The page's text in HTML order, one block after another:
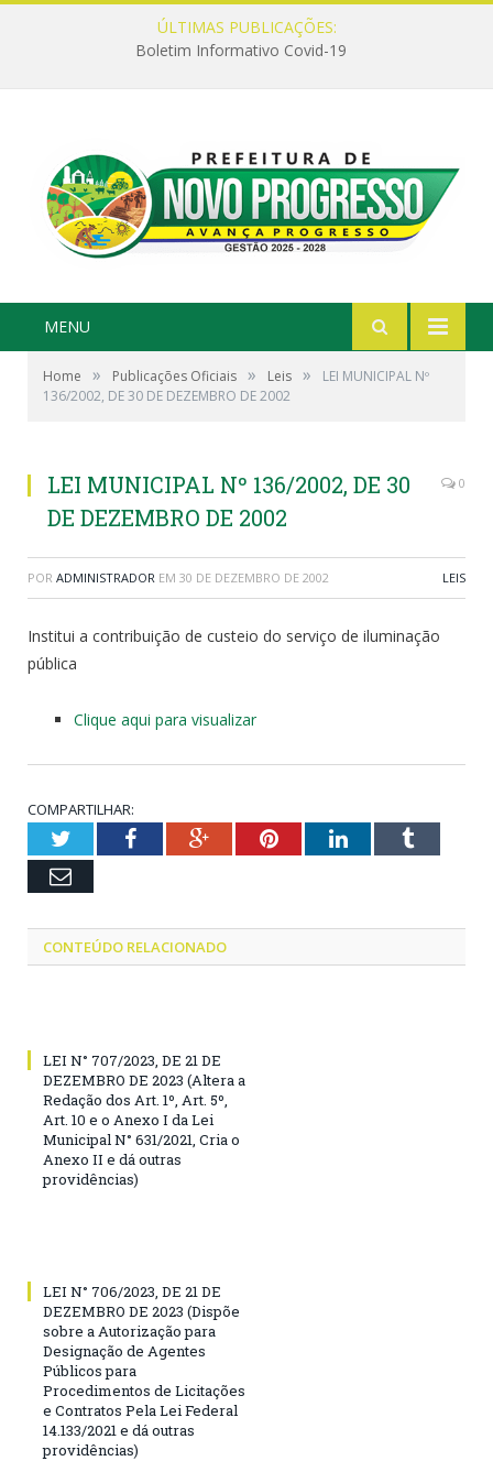
ÚLTIMAS PUBLICAÇÕES:
Boletim Informativo Covid-19
MENU
Home » Publicações Oficiais » Leis »
LEI MUNICIPAL Nº
136/2002, DE 30 DE DEZEMBRO DE 2002
LEI MUNICIPAL Nº 136/2002, DE 30
DE DEZEMBRO DE 2002
0
POR ADMINISTRADOR EM 30 DE DEZEMBRO DE 2002 LEIS
Institui a contribuição de custeio do serviço de iluminação
pública
Clique aqui para visualizar
COMPARTILHAR:
TwitterFacebookGoogle+PinterestLinkedInTumblr
Email
CONTEÚDO RELACIONADO
LEI N° 707/2023, DE 21 DE
DEZEMBRO DE 2023 (Altera a
Redação dos Art. 1º, Art. 5º,
Art. 10 e o Anexo I da Lei
Municipal N° 631/2021, Cria o
Anexo II e dá outras
providências)
LEI N° 706/2023, DE 21 DE
DEZEMBRO DE 2023 (Dispõe
sobre a Autorização para
Designação de Agentes
Públicos para
Procedimentos de Licitações
e Contratos Pela Lei Federal
14.133/2021 e dá outras
providências)